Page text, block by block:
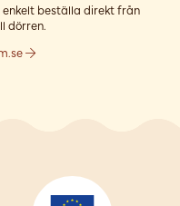
beställa direkt från
dörren.